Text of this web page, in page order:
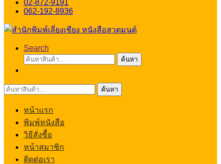
02-872-9191
062-192-8936
Search
ค้นหา:
ค้นหา
ค้นหา: ค้นหา
หน้าแรก
พิมพ์หนังสือ
วิธีสั่งซื้อ
หน้าสมาชิก
ติดต่อเรา